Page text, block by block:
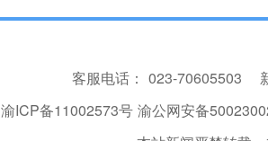
客服电话： 023-70605503
渝ICP备11002573号 渝公网安备